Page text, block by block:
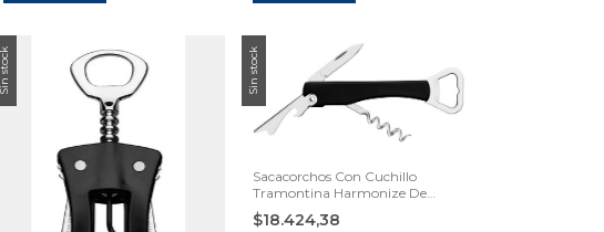
Sin stock Sin stock
Sacacorchos Con Cuchillo
Tramontina Harmonize De
Acero Inoxidable Negro
$18.424,38